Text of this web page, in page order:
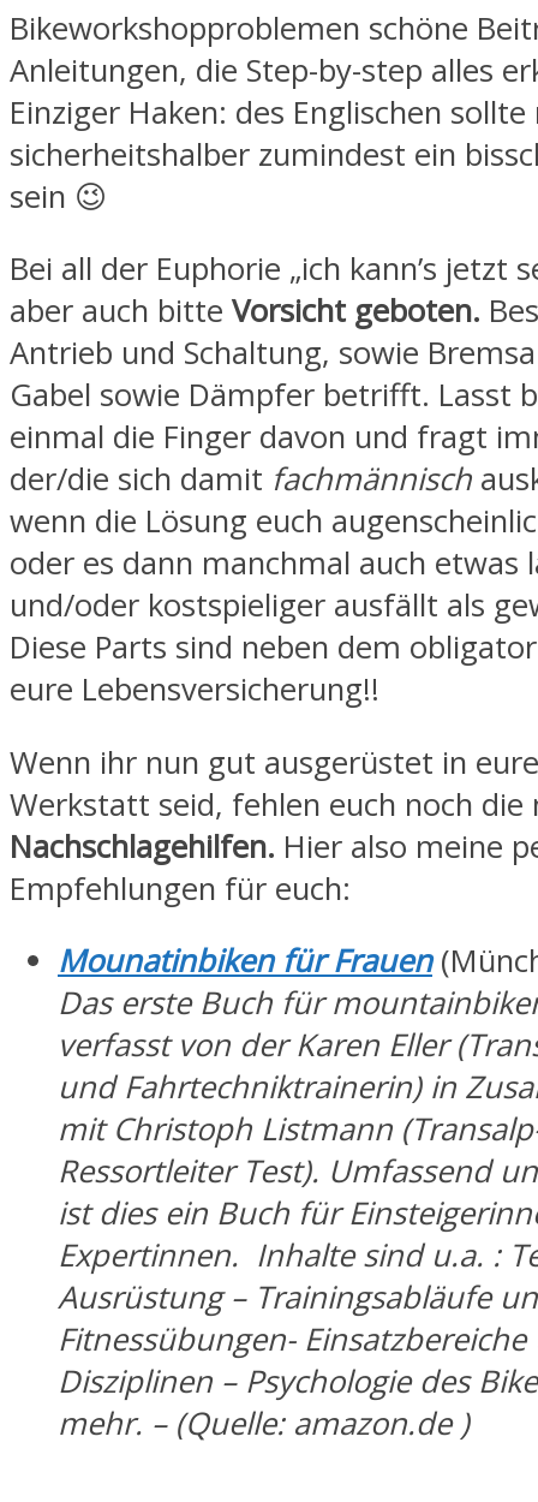
Bikeworkshopproblemen schöne
Anleitungen, die Step-by-step alles
Einziger Haken: des Englischen
sicherheitshalber zumindest ein
sein 😉
Bei all der Euphorie „ich kann’s jetzt
aber auch bitte Vorsicht geboten.
Antrieb und Schaltung, sowie
Gabel sowie Dämpfer betrifft. Lasst
einmal die Finger davon und fragt
der/die sich damit fachmännisch
wenn die Lösung euch
oder es dann manchmal auch etwas
und/oder kostspieliger ausfällt als
Diese Parts sind neben dem
eure Lebensversicherung!!
Wenn ihr nun gut ausgerüstet in
Werkstatt seid, fehlen euch noch
Nachschlagehilfen. Hier also meine
Empfehlungen für euch:
Mounatinbiken für Frauen
Das erste Buch für
verfasst von der Karen Eller
und Fahrtechniktrainerin) in
mit Christoph Listmann
Ressortleiter Test). Umfassend
ist dies ein Buch für
Expertinnen. Inhalte sind u.a. :
Ausrüstung – Trainingsabläufe
Fitnessübungen-
Disziplinen – Psychologie des
mehr. – (Quelle: amazon.de )